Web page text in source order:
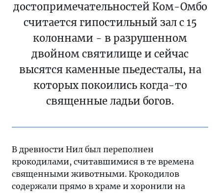
достопримечательностей Ком-Омбо
считается гипостильный зал с 15
колоннами - в разрушенном
двойном святилище и сейчас
высятся каменные пьедесталы, на
которых покоились когда-то
священные ладьи богов.
В древности Нил был переполнен
крокодилами, считавшимися в те времена
священными животными. Крокодилов
содержали прямо в храме и хоронили на